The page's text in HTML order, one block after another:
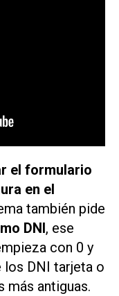
el formulario
en el
también pide
DNI, ese
con 0 y
los DNI tarjeta o
más antiguas.